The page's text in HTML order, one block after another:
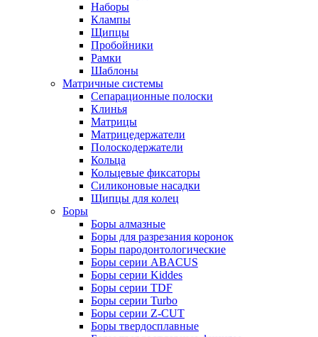
Наборы
Клампы
Щипцы
Пробойники
Рамки
Шаблоны
Матричные системы
Сепарационные полоски
Клинья
Матрицы
Матрицедержатели
Полоскодержатели
Кольца
Кольцевые фиксаторы
Силиконовые насадки
Щипцы для колец
Боры
Боры алмазные
Боры для разрезания коронок
Боры пародонтологические
Боры серии ABACUS
Боры серии Kiddes
Боры серии TDF
Боры серии Turbo
Боры серии Z-CUT
Боры твердосплавные